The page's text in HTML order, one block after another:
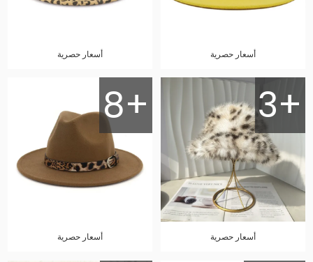
أسعار حصرية أسعار حصرية
3+
أسعار حصرية
8+
أسعار حصرية